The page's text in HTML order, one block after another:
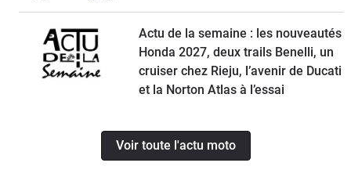
Actu de la semaine : les nouveautés
Honda 2027, deux trails Benelli, un
cruiser chez Rieju, l’avenir de Ducati
et la Norton Atlas à l’essai
Voir toute l'actu moto